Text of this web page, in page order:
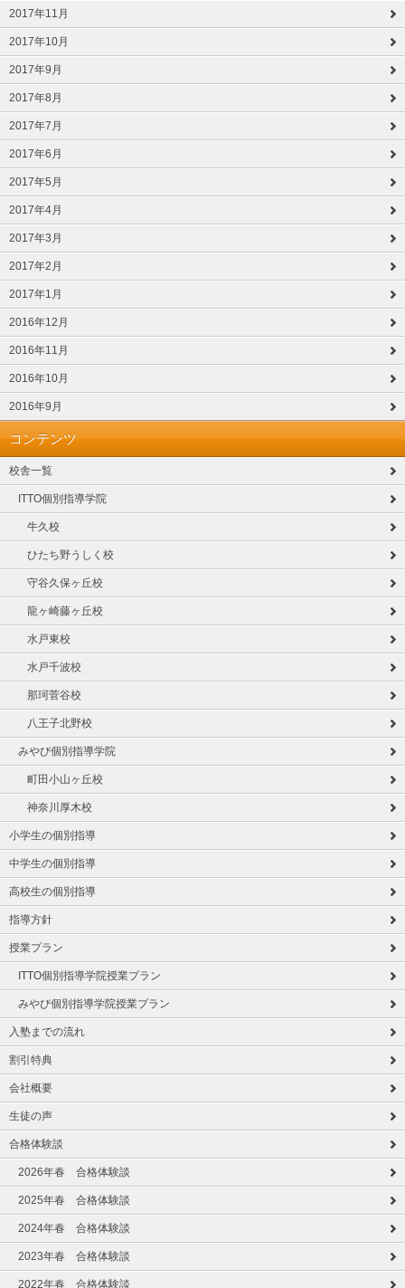
2017年11月
2017年10月
2017年9月
2017年8月
2017年7月
2017年6月
2017年5月
2017年4月
2017年3月
2017年2月
2017年1月
2016年12月
2016年11月
2016年10月
2016年9月
コンテンツ
校舎一覧
ITTO個別指導学院
牛久校
ひたち野うしく校
守谷久保ヶ丘校
龍ヶ崎藤ヶ丘校
水戸東校
水戸千波校
那珂菅谷校
八王子北野校
みやび個別指導学院
町田小山ヶ丘校
神奈川厚木校
小学生の個別指導
中学生の個別指導
高校生の個別指導
指導方針
授業プラン
ITTO個別指導学院授業プラン
みやび個別指導学院授業プラン
入塾までの流れ
割引特典
会社概要
生徒の声
合格体験談
2026年春 合格体験談
2025年春 合格体験談
2024年春 合格体験談
2023年春 合格体験談
2022年春 合格体験談